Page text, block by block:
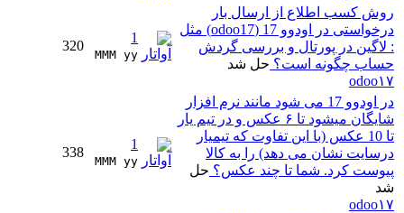
روش کسب اطلاع از ارسال بار
درخواستی در اودوو 17 (odoo17) مثل
: لاگین در پورتال و بررسی گردش
حساب چگونه است؟ حل شد
odoo۱۷
1
MMM yy
320
در اودوو 17 می شود مانند نرم افزار
شایگان میشود تا ۶ عکس و در تیم یار
تا 10 عکس (با این تفاوت که تیمیار
درسایت نشان می دهد) را به کالا
پیوست کرد. شما تا چند عکس؟ حل
شد
odoo۱۷
1
MMM yy
338